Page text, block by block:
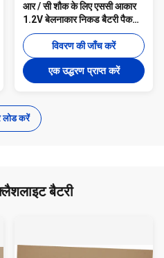
आर / सी शौक के लिए एससी आकार
1.2V बेलनाकार निकड बैटरी पैक
2000mAh
विवरण की जाँच करें
एक उद्धरण प्राप्त करें
करें
बैटरी